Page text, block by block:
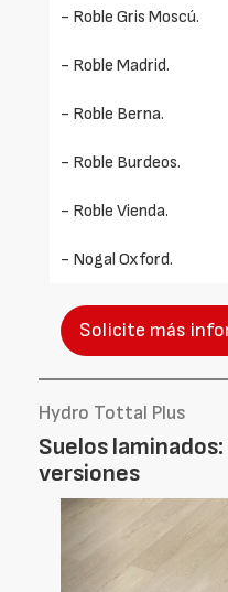
- Roble Gris Moscú.
- Roble Madrid.
- Roble Berna.
- Roble Burdeos.
- Roble Vienda.
- Nogal Oxford.
Solicite más
Hydro Tottal Plus
Suelos
versiones
Foto
Anterior